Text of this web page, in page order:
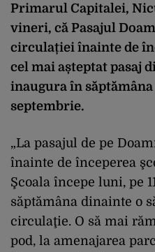
Primarul Capitalei,
vineri, că Pasajul
circulației înainte de
cel mai așteptat pasaj
inaugura în săptămâna
septembrie.
„La pasajul de pe
înainte de începerea
Şcoala începe luni, pe
săptămâna dinainte o
circulaţie. O să mai
pod, la amenajarea